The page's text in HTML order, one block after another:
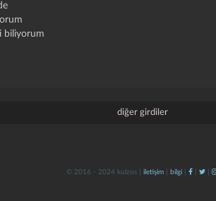
biliyorum
diğer girdiler
© 2016 - 2024 kulzos | iletişim bilgi